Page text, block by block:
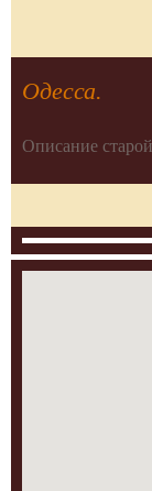
Одесса.
Описание